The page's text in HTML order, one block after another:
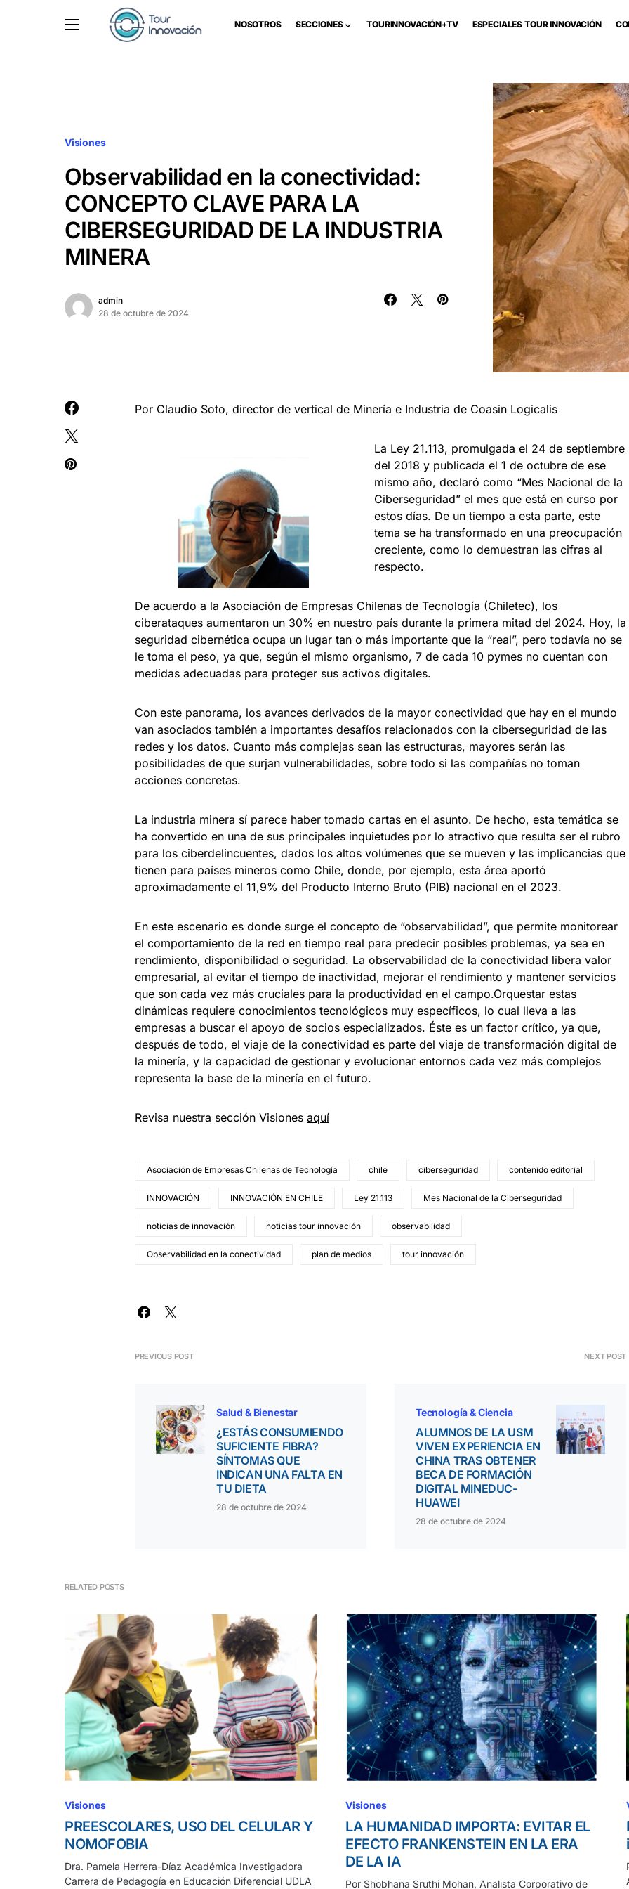
NOSOTROS SECCIONES TOURINNOVACIÓN+TV ESPECIALES TOUR INNOVACIÓN
Visiones
Observabilidad en la conectividad:
CONCEPTO CLAVE PARA LA
CIBERSEGURIDAD DE LA INDUSTRIA
MINERA
admin
28 de octubre de 2024
Por Claudio Soto, director de vertical de Minería e Industria de Coasin Logicalis
La Ley 21.113, promulgada el 24 de septiembre
del 2018 y publicada el 1 de octubre de ese
mismo año, declaró como “Mes Nacional de la
Ciberseguridad” el mes que está en curso por
estos días. De un tiempo a esta parte, este
tema se ha transformado en una preocupación
creciente, como lo demuestran las cifras al
respecto.
De acuerdo a la Asociación de Empresas Chilenas de Tecnología (Chiletec), los
ciberataques aumentaron un 30% en nuestro país durante la primera mitad del 2024. Hoy, la
seguridad cibernética ocupa un lugar tan o más importante que la “real”, pero todavía no se
le toma el peso, ya que, según el mismo organismo, 7 de cada 10 pymes no cuentan con
medidas adecuadas para proteger sus activos digitales.
Con este panorama, los avances derivados de la mayor conectividad que hay en el mundo
van asociados también a importantes desafíos relacionados con la ciberseguridad de las
redes y los datos. Cuanto más complejas sean las estructuras, mayores serán las
posibilidades de que surjan vulnerabilidades, sobre todo si las compañías no toman
acciones concretas.
La industria minera sí parece haber tomado cartas en el asunto. De hecho, esta temática se
ha convertido en una de sus principales inquietudes por lo atractivo que resulta ser el rubro
para los ciberdelincuentes, dados los altos volúmenes que se mueven y las implicancias que
tienen para países mineros como Chile, donde, por ejemplo, esta área aportó
aproximadamente el 11,9% del Producto Interno Bruto (PIB) nacional en el 2023.
En este escenario es donde surge el concepto de “observabilidad”, que permite monitorear
el comportamiento de la red en tiempo real para predecir posibles problemas, ya sea en
rendimiento, disponibilidad o seguridad. La observabilidad de la conectividad libera valor
empresarial, al evitar el tiempo de inactividad, mejorar el rendimiento y mantener servicios
que son cada vez más cruciales para la productividad en el campo.Orquestar estas
dinámicas requiere conocimientos tecnológicos muy específicos, lo cual lleva a las
empresas a buscar el apoyo de socios especializados. Éste es un factor crítico, ya que,
después de todo, el viaje de la conectividad es parte del viaje de transformación digital de
la minería, y la capacidad de gestionar y evolucionar entornos cada vez más complejos
representa la base de la minería en el futuro.
Revisa nuestra sección Visiones aquí
Asociación de Empresas Chilenas de Tecnología chile ciberseguridad contenido editorial
INNOVACIÓN INNOVACIÓN EN CHILE Ley 21.113 Mes Nacional de la Ciberseguridad
noticias de innovación noticias tour innovación observabilidad
Observabilidad en la conectividad plan de medios tour innovación
PREVIOUS POST
Salud & Bienestar
¿ESTÁS CONSUMIENDO
SUFICIENTE FIBRA?
SÍNTOMAS QUE
INDICAN UNA FALTA EN
TU DIETA
28 de octubre de 2024
NEXT POST
Tecnología & Ciencia
ALUMNOS DE LA USM
VIVEN EXPERIENCIA EN
CHINA TRAS OBTENER
BECA DE FORMACIÓN
DIGITAL MINEDUC-
HUAWEI
28 de octubre de 2024
RELATED POSTS
Visiones
PREESCOLARES, USO DEL CELULAR Y
NOMOFOBIA
Dra. Pamela Herrera-Díaz Académica Investigadora
Carrera de Pedagogía en Educación Diferencial UDLA
Visiones
LA HUMANIDAD IMPORTA: EVITAR EL
EFECTO FRANKENSTEIN EN LA ERA
DE LA IA
Por Shobhana Sruthi Mohan, Analista Corporativo de